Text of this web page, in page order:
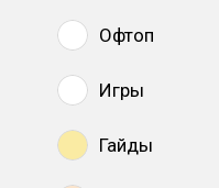
Офтоп
Игры
Гайды